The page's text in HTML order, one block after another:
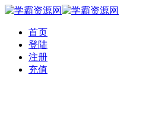
首页
登陆
注册
充值